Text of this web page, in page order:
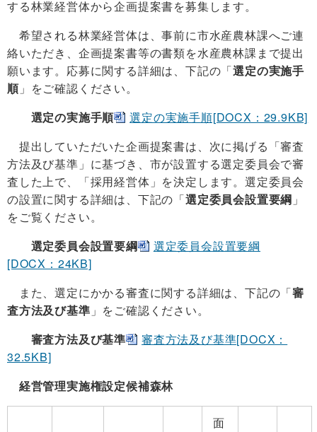
する林業経営体から企画提案書を募集します。
希望される林業経営体は、事前に市水産農林課へご連
絡いただき、企画提案書等の書類を水産農林課まで提出
願います。応募に関する詳細は、下記の「選定の実施手
順」をご確認ください。
選定の実施手順
選定の実施手順[DOCX：29.9KB]
提出していただいた企画提案書は、次に掲げる「審査
方法及び基準」に基づき、市が設置する選定委員会で審
査した上で、「採用経営体」を決定します。選定委員会
の設置に関する詳細は、下記の「選定委員会設置要綱 」
をご覧ください。
選定委員会設置要綱
選定委員会設置要綱
[DOCX：24KB]
また、選定にかかる審査に関する詳細は、下記の「審
査方法及び基準 」をご確認ください。
審査方法及び基準
審査方法及び基準[DOCX：
32.5KB]
経営管理実施権設定候補森林
面